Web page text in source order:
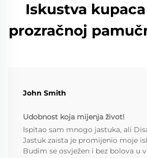
Iskustva
prozračnoj
John Smith
Udobnost koja mijenja život!
Ispitao sam mnogo jastuka, ali
Jastuk zaista je promijenio moje
Budim se osvježen i bez bolova u